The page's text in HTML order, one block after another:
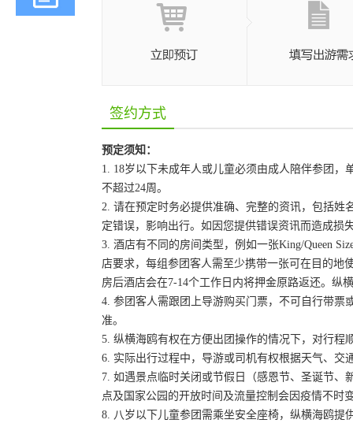
签约方式
预定须知：
1. 18岁以下未成年人或儿童必须由成人陪伴参团
不超过24周。
2. 请在预定时务必提供准确、完整的资讯，包括
定错误，影响出行。如因您提供错误资讯而造成损
3. 酒店有不同的房间类型，例如一张King/Queen
店要求，每组参团客人需至少携带一张可在目的地
房后酒店会在7-14个工作日内将押金原路返还。纵
4. 参团客人需跟团上导游购买门票，不可自行带票
准。
5. 纵横海鸥有权在方便出团操作的情况下，对行
6. 实际出行过程中，导游或司机有权根据天气、
7. 如遇景点临时关闭或节假日（感恩节、圣诞节
点及国家公园的开放时间及流量控制会因疫情不时
8. 八岁以下儿童参团需乘坐安全座椅，纵横海鸥提